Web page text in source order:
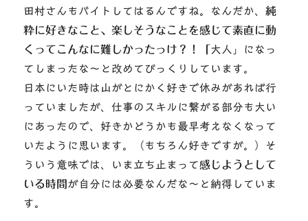
田村さんもバイトしてはるんですね。なんだか、純
粋に好きなこと、楽しそうなことを感じて素直に動
くってこんなに難しかったっけ？！「 大人」になっ
てしまったな～と改めてびっくりしています。
日本にいた時は山がとにかく好きで休みがあれば行
っていましたが、仕事のスキルに繋がる部分も大い
にあったので、好きかどうかも最早考えなくなって
いたように思います。（もちろん好きですが。）そ
ういう意味では、いま立ち止まって感じようとして
いる時間 が自分には必要なんだな～と納得していま
す。